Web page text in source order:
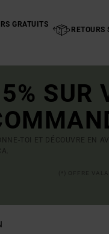
GRATUITS
RETOURS
SUR
TOI ET DÉCOUVRE EN